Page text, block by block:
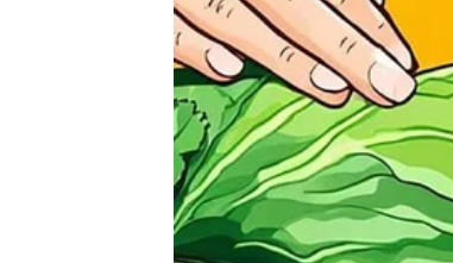
Možda ćete se naći između dve
emotivnom planu moguće je
BIK
Bikovi mogu osetiti olakšanje u
rešava.